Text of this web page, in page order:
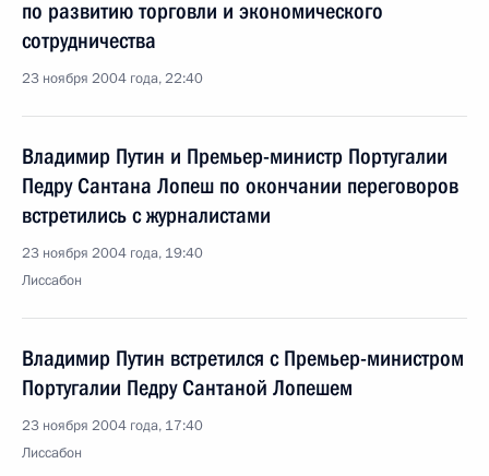
по развитию торговли и экономического
сотрудничества
23 ноября 2004 года, 22:40
Владимир Путин и Премьер-министр Португалии
Педру Сантана Лопеш по окончании переговоров
встретились с журналистами
23 ноября 2004 года, 19:40
Лиссабон
Владимир Путин встретился с Премьер-министром
Португалии Педру Сантаной Лопешем
23 ноября 2004 года, 17:40
Лиссабон